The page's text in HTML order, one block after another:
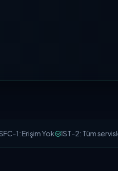
1: Erişim Yok IST-2: Tüm servisler